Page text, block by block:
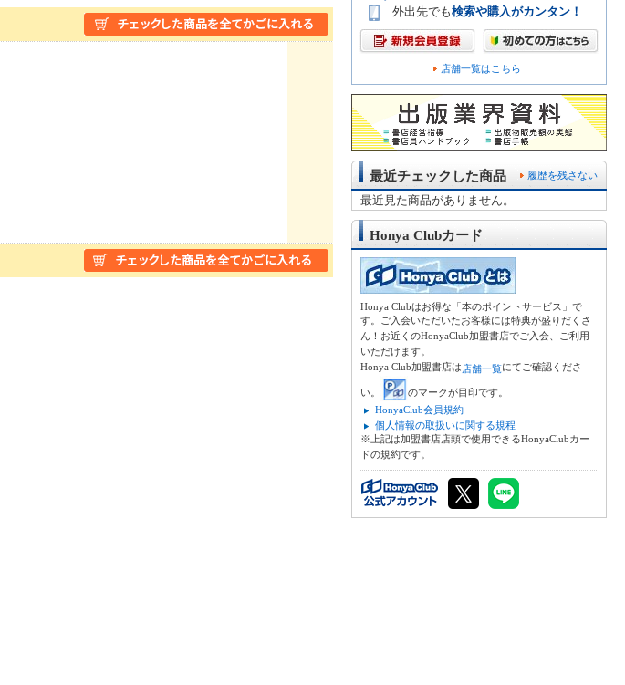
外出先でも検索や購入がカンタン！
店舗一覧はこちら
履歴を残さない
最近チェックした商品
最近見た商品がありません。
Honya Clubカード
Honya Clubはお得な「本のポイントサービス」で
す。ご入会いただいたお客様には特典が盛りだくさ
ん！お近くのHonyaClub加盟書店でご入会、ご利用
いただけます。
Honya Club加盟書店は店舗一覧にてご確認くださ
い。
のマークが目印です。
HonyaClub会員規約
個人情報の取扱いに関する規程
※上記は加盟書店店頭で使用できるHonyaClubカー
ドの規約です。